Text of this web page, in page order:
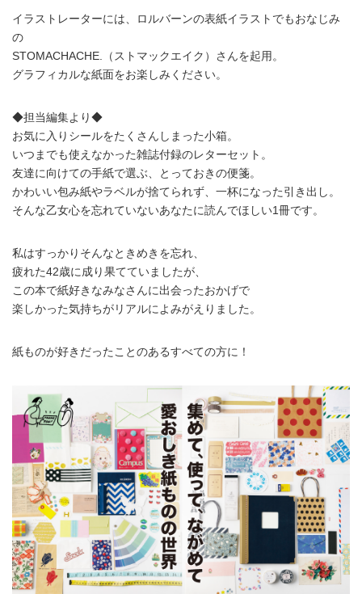
イラストレーターには、ロルバーンの表紙イラストでもおなじみ
の
STOMACHACHE.（ストマックエイク）さんを起用。
グラフィカルな紙面をお楽しみください。
◆担当編集より◆
お気に入りシールをたくさんしまった小箱。
いつまでも使えなかった雑誌付録のレターセット。
友達に向けての手紙で選ぶ、とっておきの便箋。
かわいい包み紙やラベルが捨てられず、一杯になった引き出し。
そんな乙女心を忘れていないあなたに読んでほしい1冊です。
私はすっかりそんなときめきを忘れ、
疲れた42歳に成り果てていましたが、
この本で紙好きなみなさんに出会ったおかげで
楽しかった気持ちがリアルによみがえりました。
紙ものが好きだったことのあるすべての方に！